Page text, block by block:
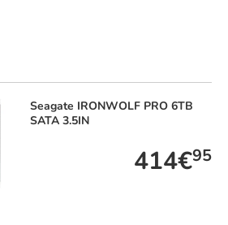
Seagate IRONWOLF PRO 6TB
SATA 3.5IN
414€95